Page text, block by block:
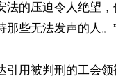
法的压迫令人绝望
那些无法发声的人。”
引用被判刑的工会